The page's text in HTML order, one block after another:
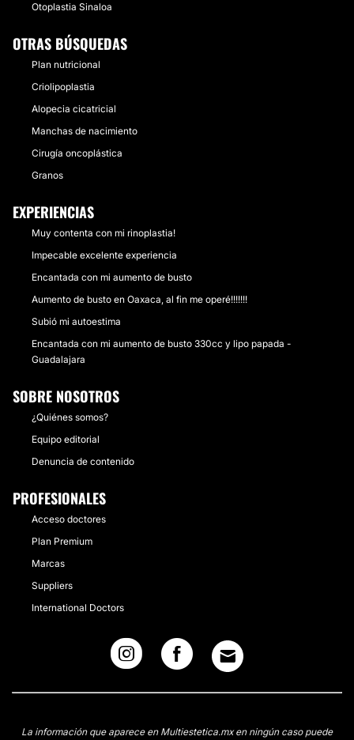
Otoplastia Sinaloa
OTRAS BÚSQUEDAS
Plan nutricional
Criolipoplastia
Alopecia cicatricial
Manchas de nacimiento
Cirugía oncoplástica
Granos
EXPERIENCIAS
Muy contenta con mi rinoplastia!
Impecable excelente experiencia
Encantada con mi aumento de busto
Aumento de busto en Oaxaca, al fin me operé!!!!!!!
Subió mi autoestima
Encantada con mi aumento de busto 330cc y lipo papada -
Guadalajara
SOBRE NOSOTROS
¿Quiénes somos?
Equipo editorial
Denuncia de contenido
PROFESIONALES
Acceso doctores
Plan Premium
Marcas
Suppliers
International Doctors
La información que aparece en Multiestetica.mx en ningún caso puede